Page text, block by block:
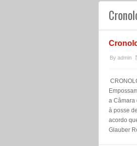
By admin
a Câmara
à posse
acordo
Glauber